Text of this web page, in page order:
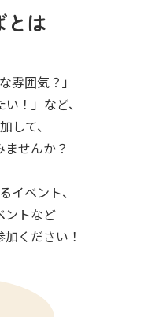
とは
雰囲気？」
！」など、
して、
せんか？
イベント、
ントなど
ください！